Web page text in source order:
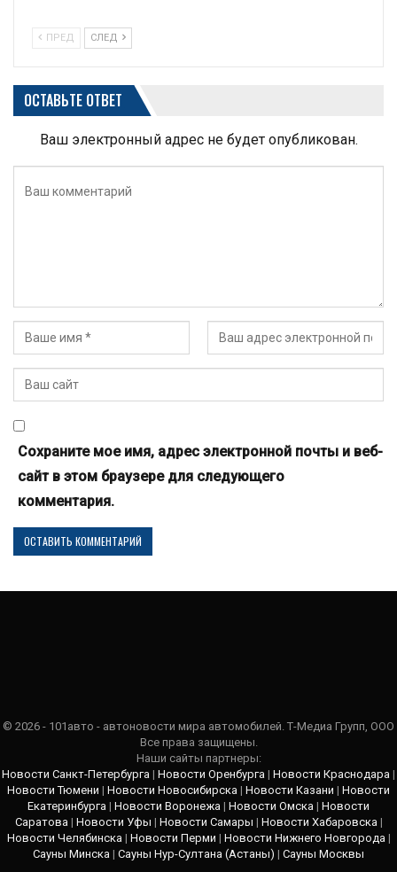
ПРЕД СЛЕД
ОСТАВЬТЕ ОТВЕТ
Ваш электронный адрес не будет опубликован.
Сохраните мое имя, адрес электронной почты и веб-
сайт в этом браузере для следующего
комментария.
© 2026 - 101авто - автоновости мира автомобилей. Т-Медиа Групп, ООО
Все права защищены.
Наши сайты партнеры:
Новости Санкт-Петербурга | Новости Оренбурга | Новости Краснодара |
Новости Тюмени | Новости Новосибирска | Новости Казани | Новости
Екатеринбурга | Новости Воронежа | Новости Омска | Новости
Саратова| Новости Уфы | Новости Самары | Новости Хабаровска|
Новости Челябинска| Новости Перми | Новости Нижнего Новгорода|
Сауны Минска | Сауны Нур-Султана (Астаны) | Сауны Москвы